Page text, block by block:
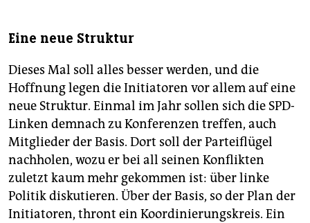
Eine neue Struktur
Dieses Mal soll alles besser werden, und die
Hoffnung legen die Initiatoren vor allem auf eine
neue Struktur. Einmal im Jahr sollen sich die SPD-
Linken demnach zu Konferenzen treffen, auch
Mitglieder der Basis. Dort soll der Parteiflügel
nachholen, wozu er bei all seinen Konflikten
zuletzt kaum mehr gekommen ist: über linke
Politik diskutieren. Über der Basis, so der Plan der
Initiatoren, thront ein Koordinierungskreis. Ein